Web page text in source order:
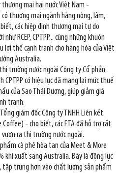
mại hai nước Việt Nam -
thương mại ngành hàng nông, lâm,
các hiệp định thương mại tự do
RCEP, CPTPP... cùng những khuôn
lợi thế cạnh tranh cho hàng hóa của Việt
Australia.
trường nước ngoài Công ty Cổ phần
CPTPP có hiệu lực đã mang lại mức thuế
của Sao Thái Dương, giúp giảm giá
tranh.
giám đốc Công ty TNHH Liên kết
- cho biết, các FTA đã hỗ trợ rất
vươn ra thị trường nước ngoài.
cà phê hòa tan của Meet & More
khi xuất sang Australia. Đây là động lực
tập trung hơn vào chất lượng sản phẩm